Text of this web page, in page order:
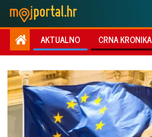
AKTUALNO CRNA KRONIKA